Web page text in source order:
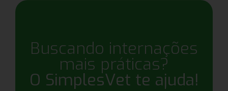
Buscando internações
mais práticas?
O SimplesVet te ajuda!